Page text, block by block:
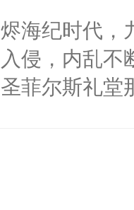
he。
闻宋：不可能
影帝先生：
本只当是养个
白色毛团子挺
烬海纪时代，
入侵，内乱不
圣菲尔斯礼堂